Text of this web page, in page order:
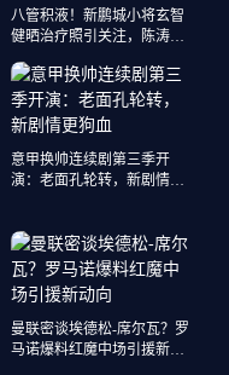
八管积液！新鹏城小将玄智
健晒治疗照引关注，陈涛坦
意甲换帅连续剧第三季开
演：老面孔轮转，新剧情更
曼联密谈埃德松-席尔瓦？罗
马诺爆料红魔中场引援新动